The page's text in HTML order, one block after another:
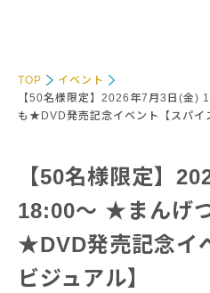
TOP
イベント
【50名様限定】2026年7月3日(金)
も★DVD発売記念イベント【スパイ
【50名様限定】
18:00～ ★まんげ
★DVD発売記念イ
ビジュアル】